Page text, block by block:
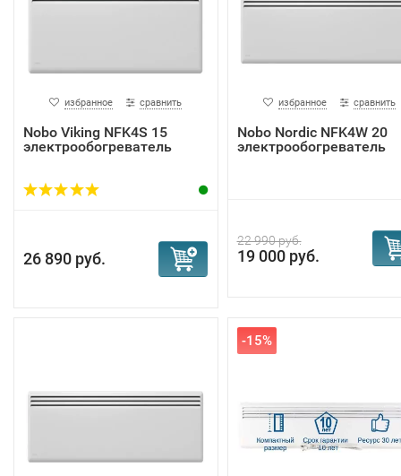
избранное сравнить
Nobo Viking NFK4S 15
электрообогреватель
26 890 руб.
избранное сравнить
Nobo Nordic NFK4W 20
электрообогреватель
22 990 руб.
19 000 руб.
-15%